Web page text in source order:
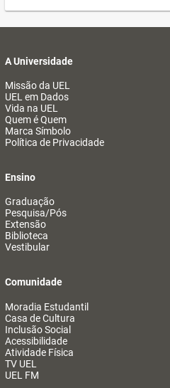
A Universidade
Missão da UEL
UEL em Dados
Vida na UEL
Quem é Quem
Marca Símbolo
Política de Privacidade
Ensino
Graduação
Pesquisa/Pós
Extensão
Biblioteca
Vestibular
Comunidade
Moradia Estudantil
Casa de Cultura
Inclusão Social
Acessibilidade
Atividade Física
TV UEL
UEL FM